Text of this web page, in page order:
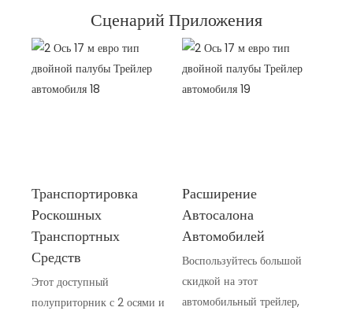
Сценарий Приложения
Транспортировка
Роскошных
Транспортных
Средств
Этот доступный
полуприторник с 2 осями и
Расширение
Автосалона
Автомобилей
Воспользуйтесь большой
скидкой на этот
автомобильный трейлер,